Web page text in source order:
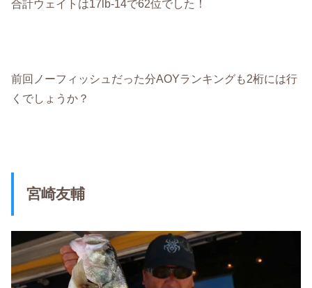
合計ウェイトは17lb-14で62位でした！
前回ノーフィッシュだった分AOYランキングも2桁には行
くでしょうか？
宮崎友輔